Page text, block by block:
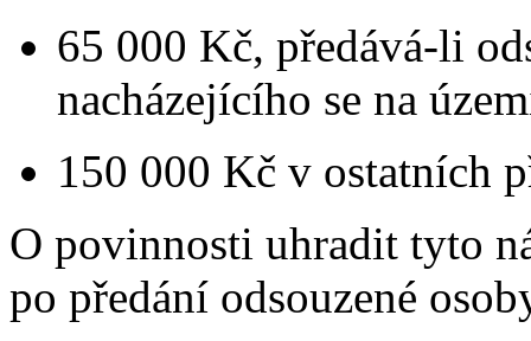
65 000 Kč, předává-li
nacházejícího se na
150 000 Kč v ostatních
O povinnosti uhradit tyto
po předání odsouzené